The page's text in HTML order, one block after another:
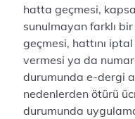
hatta geçmesi,
sunulmayan farklı
geçmesi, hattını
vermesi ya da
durumunda e-dergi
nedenlerden ötürü
durumunda